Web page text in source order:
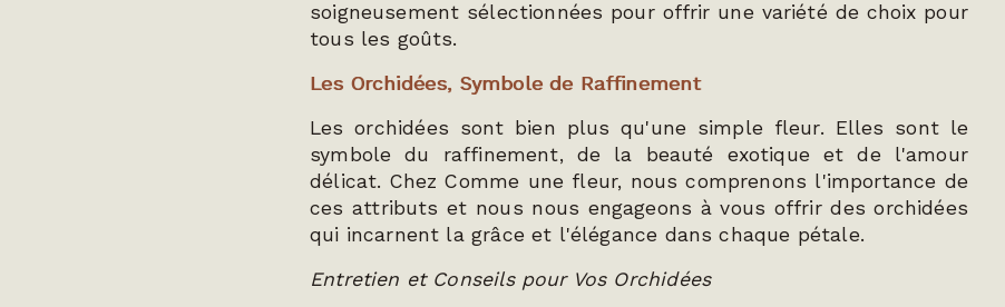
soigneusement sélectionnées pour offrir une variété de choix pour
tous les goûts.
Les Orchidées, Symbole de Raffinement
Les orchidées sont bien plus qu'une simple fleur. Elles sont le
symbole du raffinement, de la beauté exotique et de l'amour
délicat. Chez Comme une fleur, nous comprenons l'importance de
ces attributs et nous nous engageons à vous offrir des orchidées
qui incarnent la grâce et l'élégance dans chaque pétale.
Entretien et Conseils pour Vos Orchidées